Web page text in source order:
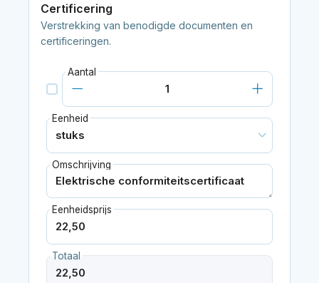
Certificering
Verstrekking van benodigde documenten en
certificeringen.
Aantal
Eenheid
Omschrijving
Eenheidsprijs
Totaal